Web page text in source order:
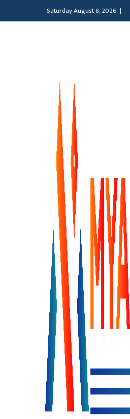
Saturday August 8, 2026 |